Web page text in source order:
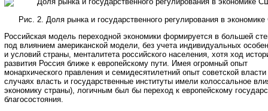
Рис. 2. Доля рынка и государственного регулирования в
Российская модель переходной экономики формируется в большей
под влиянием американской модели, без учета индивидуальных
и условий страны, менталитета российского населения, хотя ход
развития Россия ближе к европейскому пути. Имея огромный опыт
монархического правления и семидесятилетний опыт советской
случаях власть и государственные институты имели колоссальное
экономику страны), логичным был бы переход к европейскому
благосостояния.